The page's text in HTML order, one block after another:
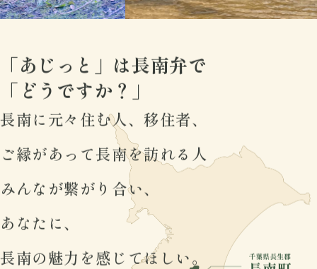
「あじっと」は長南弁で
「どうですか？」
長南に元々住む人、移住者、
ご縁があって長南を訪れる人
みんなが繋がり合い、
あなたに、
長南の魅力を感じてほしい。